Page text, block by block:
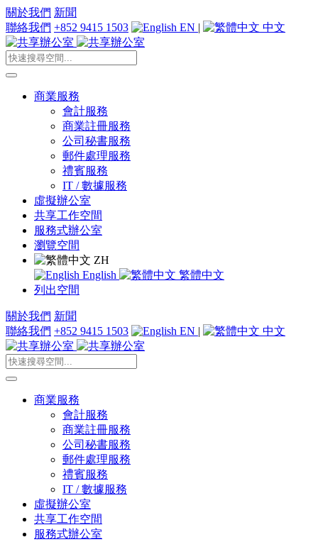
關於我們 新聞
聯絡我們 +852 9415 1503 EN | 中文
商業服務
會計服務
商業註冊服務
公司秘書服務
郵件處理服務
禮賓服務
IT / 數據服務
虛擬辦公室
共享工作空間
服務式辦公室
瀏覽空間
ZH
English
繁體中文
列出空間
關於我們 新聞
聯絡我們 +852 9415 1503 EN | 中文
商業服務
會計服務
商業註冊服務
公司秘書服務
郵件處理服務
禮賓服務
IT / 數據服務
虛擬辦公室
共享工作空間
服務式辦公室